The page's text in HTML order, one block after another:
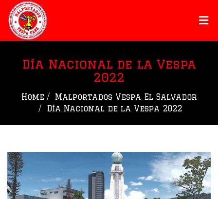
Día Nacional de la Vespa
2022
Home
Malportados Vespa El Salvador
Día Nacional de la Vespa 2022